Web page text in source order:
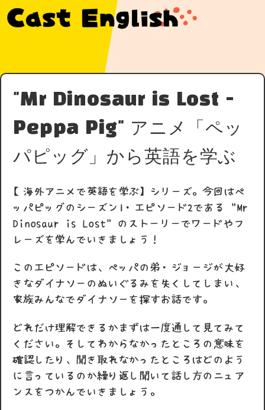
"Mr Dinosaur is Lost -
Peppa Pig" アニメ「ペッ
パピッグ」から英語を学ぶ
【海外アニメで英語を学ぶ】シリーズ。今回はペ
ッパピッグのシーズン1・エピソード2である "Mr
Dinosaur is Lost" のストーリーでワードやフ
レーズを学んでいきましょう！
このエピソードは、ペッパの弟・ジョージが大好
きなダイナソーのぬいぐるみを失くしてしまい、
家族みんなでダイナソーを探すお話です。
どれだけ理解できるかまずは一度通して見てみて
ください。そしてわからなかったところの意味を
確認したり、聞き取れなかったところはどのよう
に言っているのか繰り返し聞いて話し方のニュア
ンスをつかんでいきましょう。